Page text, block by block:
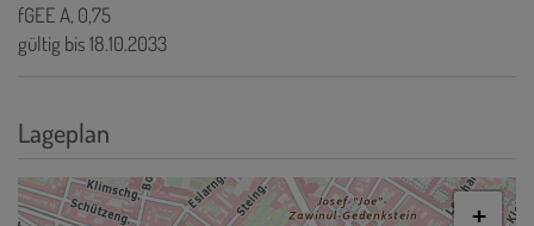
fGEEA, 0,75
gültig bis18.10.2033
Lageplan
+